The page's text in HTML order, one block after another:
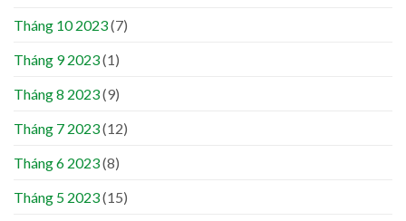
Tháng 10 2023(7)
Tháng 9 2023(1)
Tháng 8 2023(9)
Tháng 7 2023(12)
Tháng 6 2023(8)
Tháng 5 2023(15)